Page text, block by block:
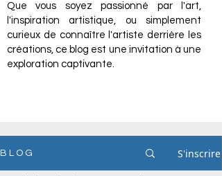
Que vous soyez passionné par l'art,
l'inspiration artistique, ou simplement
curieux de connaître l'artiste derrière les
créations, ce blog est une invitation à une
exploration captivante.
B L O G S'inscrire